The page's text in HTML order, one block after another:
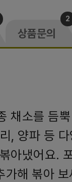
상품문의
2
채소를 듬
, 양파 등
아냈어요.
가해 볶아